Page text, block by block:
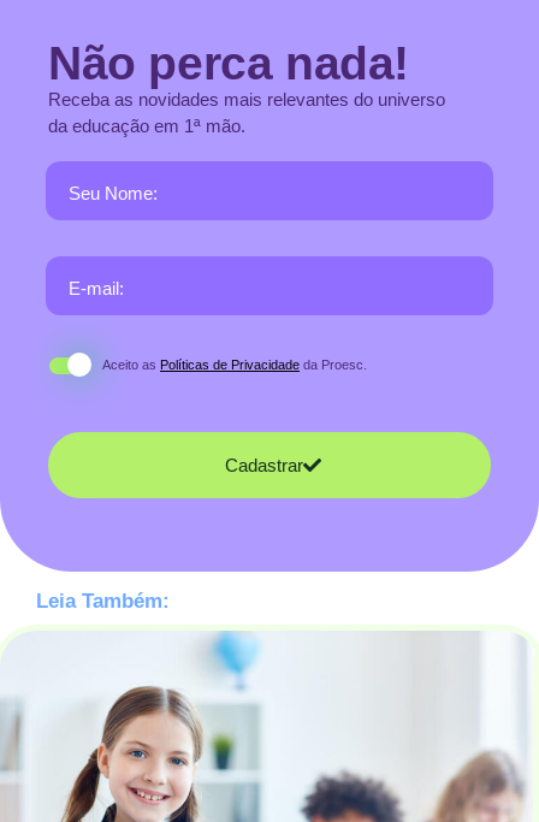
Não perca nada!
Receba as novidades mais relevantes do universo
da educação em 1ª mão.
Seu Nome:
E-mail:
Aceito as Políticas de Privacidade da Proesc.
Cadastrar
Leia Também: